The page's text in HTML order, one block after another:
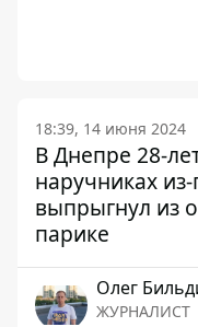
18:39, 14 июня 2024
В Днепре 28-
наручниках
выпрыгнул из
парике
Олег
ЖУРНАЛИСТ